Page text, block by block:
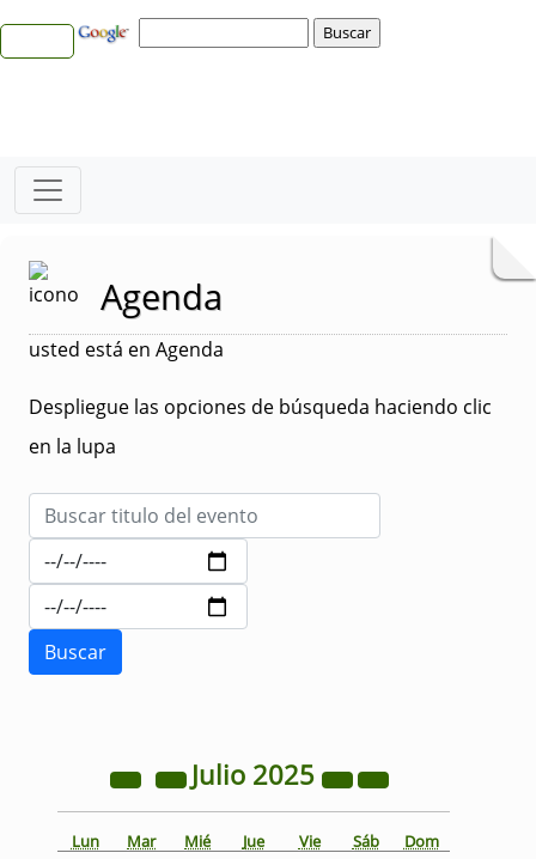
Agenda
usted está en Agenda
Despliegue las opciones de búsqueda haciendo clic
en la lupa
Julio 2025
Lun Mar Mié Jue Vie Sáb Dom